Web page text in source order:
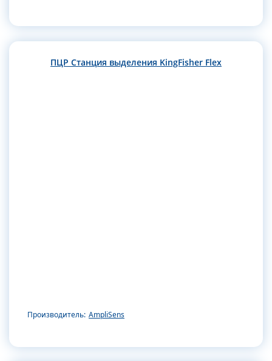
ПЦР Станция выделения KingFisher Flex
Производитель: AmpliSens